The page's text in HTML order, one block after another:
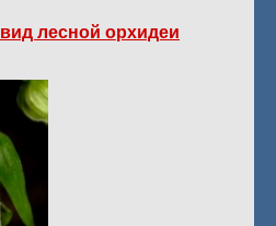
лесной орхидеи